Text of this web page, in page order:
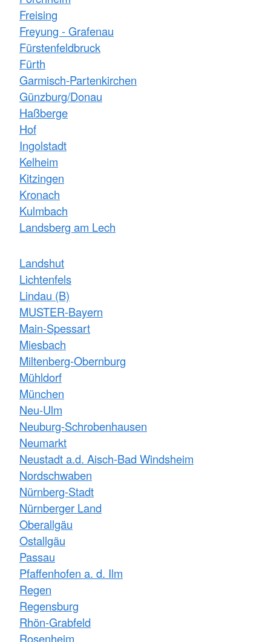
Freising
Freyung - Grafenau
Fürstenfeldbruck
Fürth
Garmisch-Partenkirchen
Günzburg/Donau
Haßberge
Hof
Ingolstadt
Kelheim
Kitzingen
Kronach
Kulmbach
Landsberg am Lech
Landshut
Lichtenfels
Lindau (B)
MUSTER-Bayern
Main-Spessart
Miesbach
Miltenberg-Obernburg
Mühldorf
München
Neu-Ulm
Neuburg-Schrobenhausen
Neumarkt
Neustadt a.d. Aisch-Bad Windsheim
Nordschwaben
Nürnberg-Stadt
Nürnberger Land
Oberallgäu
Ostallgäu
Passau
Pfaffenhofen a. d. Ilm
Regen
Regensburg
Rhön-Grabfeld
Rosenheim